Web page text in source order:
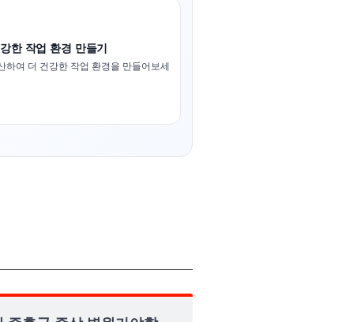
한 작업 환경 만들기
여 더 건강한 작업 환경을 만들어보세